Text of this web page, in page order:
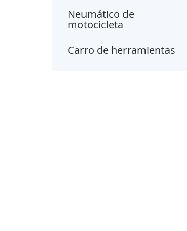
Neumático de
motocicleta
Carro de herramientas